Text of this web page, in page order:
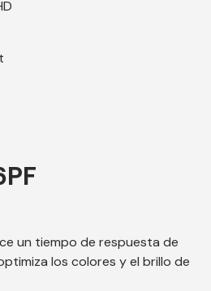
un tiempo de respuesta de
los colores y el brillo de